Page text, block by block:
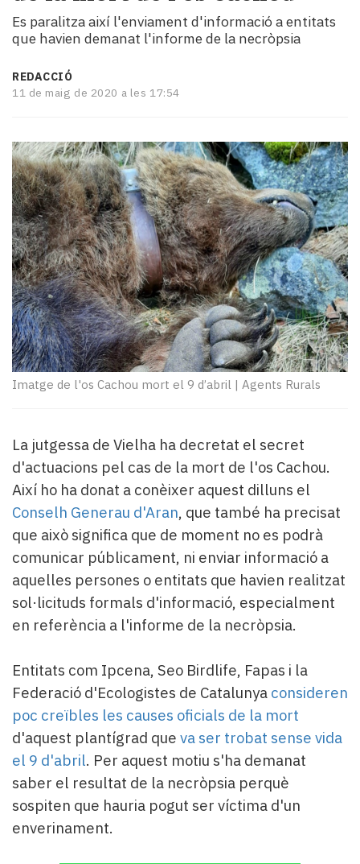
turisme
Esports
Mai
i
mitjans
El
temps
Reportatges
Entrevistes
Enquestes
A
escena!
Dis
la
teva!
Subscriptors
La
Pallars
Contingut
patrocinat
Lo
més
llegit...
Editorial
Es paralitza així l'enviament d'informació a entitats
que havien demanat l'informe de la necròpsia
REDACCIÓ
11 de maig de 2020 a les 17:54
Imatge de l'os Cachou mort el 9 d’abril | Agents Rurals
La jutgessa de Vielha ha decretat el secret
d'actuacions pel cas de la mort de l'os Cachou.
Així ho ha donat a conèixer aquest dilluns el
Conselh Generau d'Aran, que també ha precisat
que això significa que de moment no es podrà
comunicar públicament, ni enviar informació a
aquelles persones o entitats que havien realitzat
sol·licituds formals d'informació, especialment
en referència a l'informe de la necròpsia.
Entitats com Ipcena, Seo Birdlife, Fapas i la
Federació d'Ecologistes de Catalunya consideren
poc creïbles les causes oficials de la mort
d'aquest plantígrad que va ser trobat sense vida
el 9 d'abril. Per aquest motiu s'ha demanat
saber el resultat de la necròpsia perquè
sospiten que hauria pogut ser víctima d'un
enverinament.